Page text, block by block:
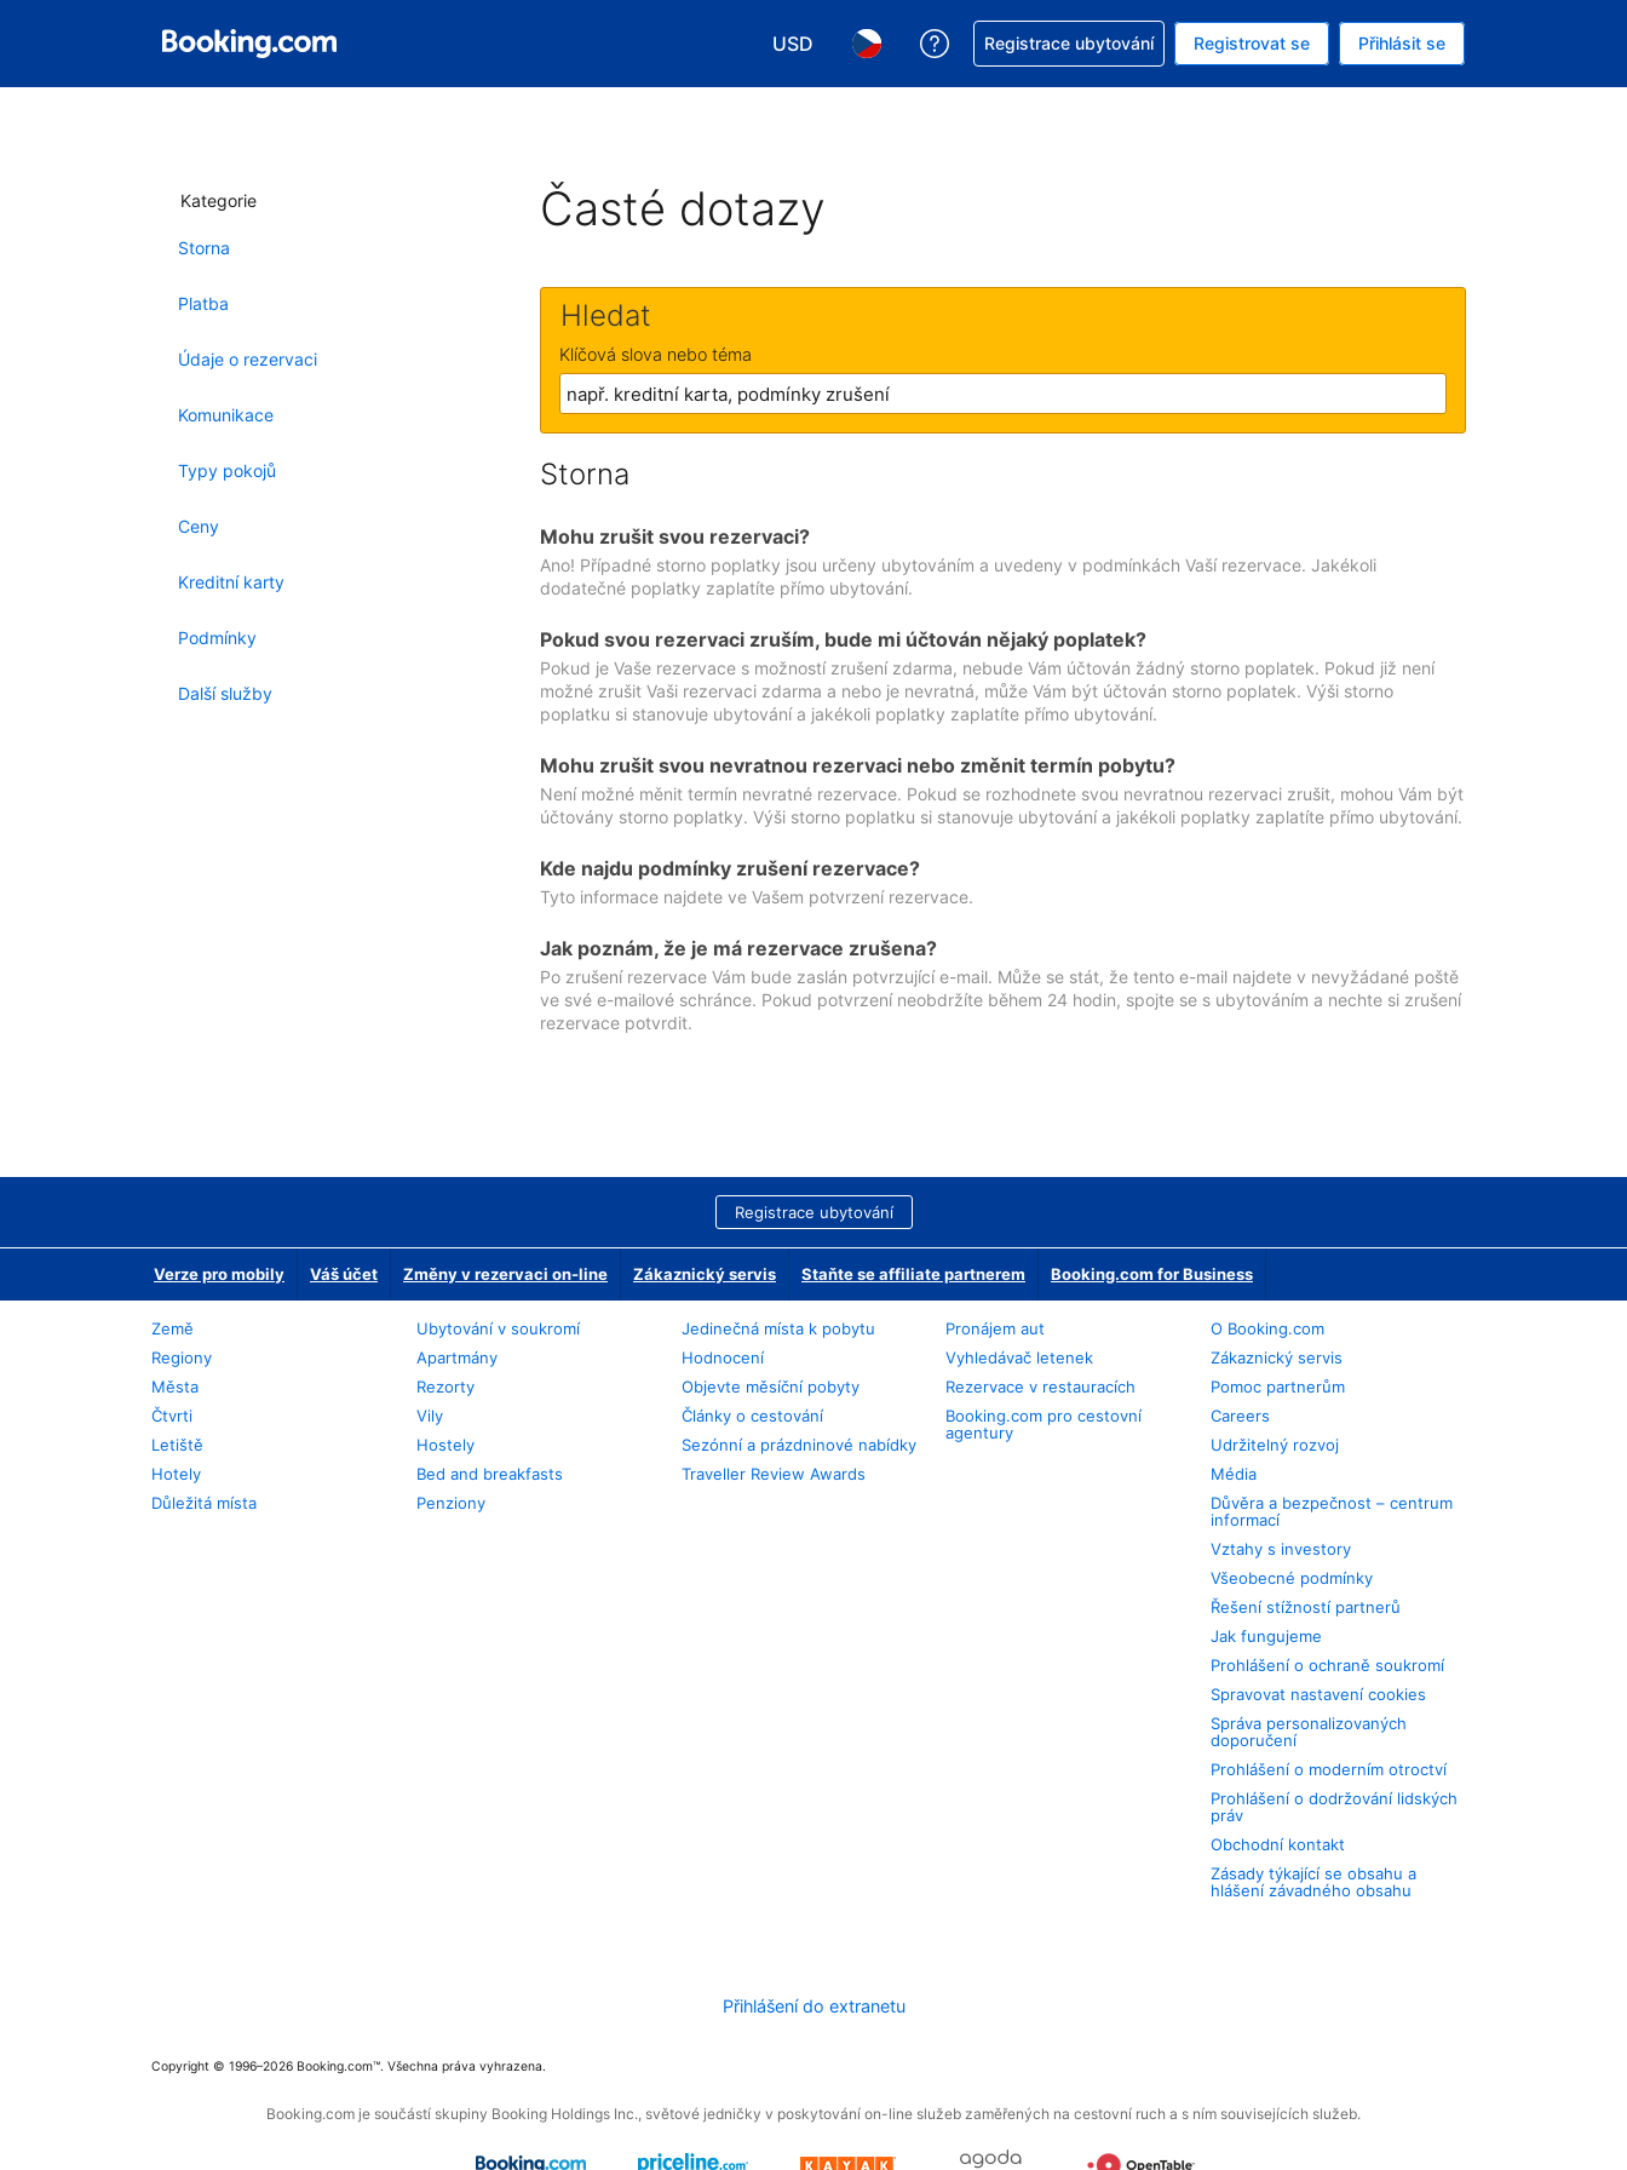
USD
Vyberte si měnu. Aktuálně zvolená měna: Americký dolar
Vyberte si jazyk. Aktuálně zvolený jazyk: V češtině
Asistence s rezervací
Registrace ubytování Registrovat se Přihlásit se
Kategorie
Storna
Platba
Údaje o rezervaci
Komunikace
Typy pokojů
Ceny
Kreditní karty
Podmínky
Další služby
Časté dotazy
Hledat
Klíčová slova nebo téma
Storna
Mohu zrušit svou rezervaci?
Ano! Případné storno poplatky jsou určeny ubytováním a uvedeny v podmínkách Vaší rezervace. Jakékoli
dodatečné poplatky zaplatíte přímo ubytování.
Pokud svou rezervaci zruším, bude mi účtován nějaký poplatek?
Pokud je Vaše rezervace s možností zrušení zdarma, nebude Vám účtován žádný storno poplatek. Pokud již není
možné zrušit Vaši rezervaci zdarma a nebo je nevratná, může Vám být účtován storno poplatek. Výši storno
poplatku si stanovuje ubytování a jakékoli poplatky zaplatíte přímo ubytování.
Mohu zrušit svou nevratnou rezervaci nebo změnit termín pobytu?
Není možné měnit termín nevratné rezervace. Pokud se rozhodnete svou nevratnou rezervaci zrušit, mohou Vám být
účtovány storno poplatky. Výši storno poplatku si stanovuje ubytování a jakékoli poplatky zaplatíte přímo ubytování.
Kde najdu podmínky zrušení rezervace?
Tyto informace najdete ve Vašem potvrzení rezervace.
Jak poznám, že je má rezervace zrušena?
Po zrušení rezervace Vám bude zaslán potvrzující e-mail. Může se stát, že tento e-mail najdete v nevyžádané poště
ve své e-mailové schránce. Pokud potvrzení neobdržíte během 24 hodin, spojte se s ubytováním a nechte si zrušení
rezervace potvrdit.
Registrace ubytování
Verze pro mobily Váš účet Změny v rezervaci on-line Zákaznický servis Staňte se affiliate partnerem Booking.com for Business
Země
Regiony
Města
Čtvrti
Letiště
Hotely
Důležitá místa
Ubytování v soukromí
Apartmány
Rezorty
Vily
Hostely
Bed and breakfasts
Penziony
Jedinečná místa k pobytu
Hodnocení
Objevte měsíční pobyty
Články o cestování
Sezónní a prázdninové nabídky
Traveller Review Awards
Pronájem aut
Vyhledávač letenek
Rezervace v restauracích
Booking.com pro cestovní
agentury
O Booking.com
Zákaznický servis
Pomoc partnerům
Careers
Udržitelný rozvoj
Média
Důvěra a bezpečnost – centrum
informací
Vztahy s investory
Všeobecné podmínky
Řešení stížností partnerů
Jak fungujeme
Prohlášení o ochraně soukromí
Spravovat nastavení cookies
Správa personalizovaných
doporučení
Prohlášení o moderním otroctví
Prohlášení o dodržování lidských
práv
Obchodní kontakt
Zásady týkající se obsahu a
hlášení závadného obsahu
Přihlášení do extranetu
Copyright © 1996–2026 Booking.com™. Všechna práva vyhrazena.
Booking.com je součástí skupiny Booking Holdings Inc., světové jedničky v poskytování on-line služeb zaměřených na cestovní ruch a s ním souvisejících služeb.